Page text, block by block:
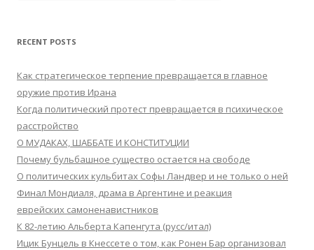
RECENT POSTS
Как стратегическое терпение превращается в главное
оружие против Ирана
Когда политический протест превращается в психическое
расстройство
О МУДАКАХ, ШАББАТЕ И КОНСТИТУЦИИ
Почему бульбашное существо остается на свободе
О политических кульбитах Софы Ландвер и не только о ней
Финал Мондиаля, драма в Аргентине и реакция
еврейских самоненавистников
К 82-летию Альберта Капенгута (русс/итал)
Ицик Бунцель в Кнессете о том, как Ронен Бар организовал